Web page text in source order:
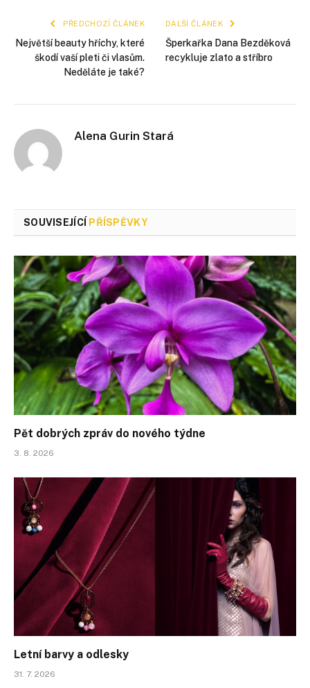
PŘEDCHOZÍ ČLÁNEK
Největší beauty hříchy, které
škodí vaší pleti či vlasům.
Neděláte je také?
DALŠÍ ČLÁNEK
Šperkařka Dana Bezděková
recykluje zlato a stříbro
Alena Gurin Stará
SOUVISEJÍCÍ PŘÍSPĚVKY
Pět dobrých zpráv do nového týdne
3. 8. 2026
Letní barvy a odlesky
31. 7. 2026